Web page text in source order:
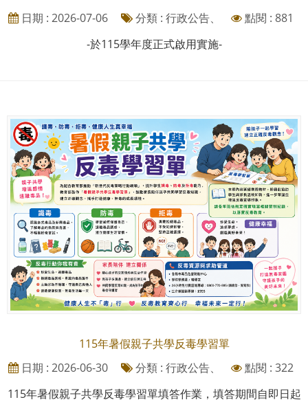
日期 : 2026-07-06
分類 : 行政公告、
點閱 : 881
-於115學年度正式啟用實施-
115年暑假親子共學反毒學習單
日期 : 2026-06-30
分類 : 行政公告、
點閱 : 322
115年暑假親子共學反毒學習單填答作業，填答期間自即日起